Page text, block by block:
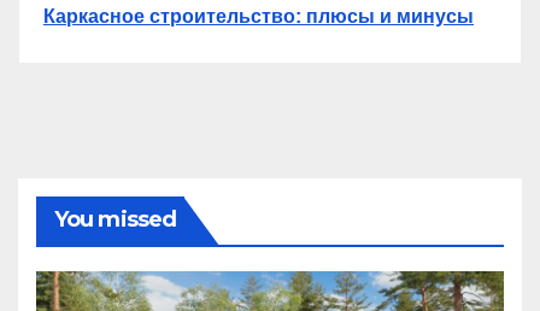
Каркасное строительство: плюсы и минусы
You missed